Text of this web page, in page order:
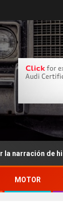
de historias
MOTOR